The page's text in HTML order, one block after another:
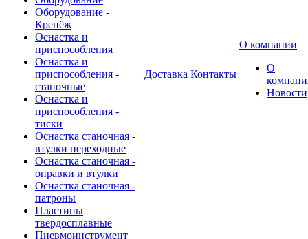
Оборудование -
Крепёж
Оснастка и
приспособления
Оснастка и
приспособления -
станочные
Оснастка и
приспособления -
тиски
Оснастка станочная -
втулки переходные
Оснастка станочная -
оправки и втулки
Оснастка станочная -
патроны
Пластины
твёрдосплавные
Пневмоинструмент
Доставка Контакты
О компании
О
Новости